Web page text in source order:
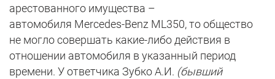
арестованного имущества –
автомобиля Mercedes-Benz ML350, то общество
не могло совершать какие-либо действия в
отношении автомобиля в указанный период
времени. У ответчика Зубко А.И. (бывший